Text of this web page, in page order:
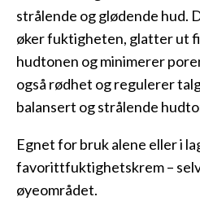
strålende og glødende hud.
øker fuktigheten, glatter ut
hudtonen og minimerer
også rødhet og regulerer
balansert og strålende
Egnet for bruk alene eller i
favorittfuktighetskrem –
øyeområdet.